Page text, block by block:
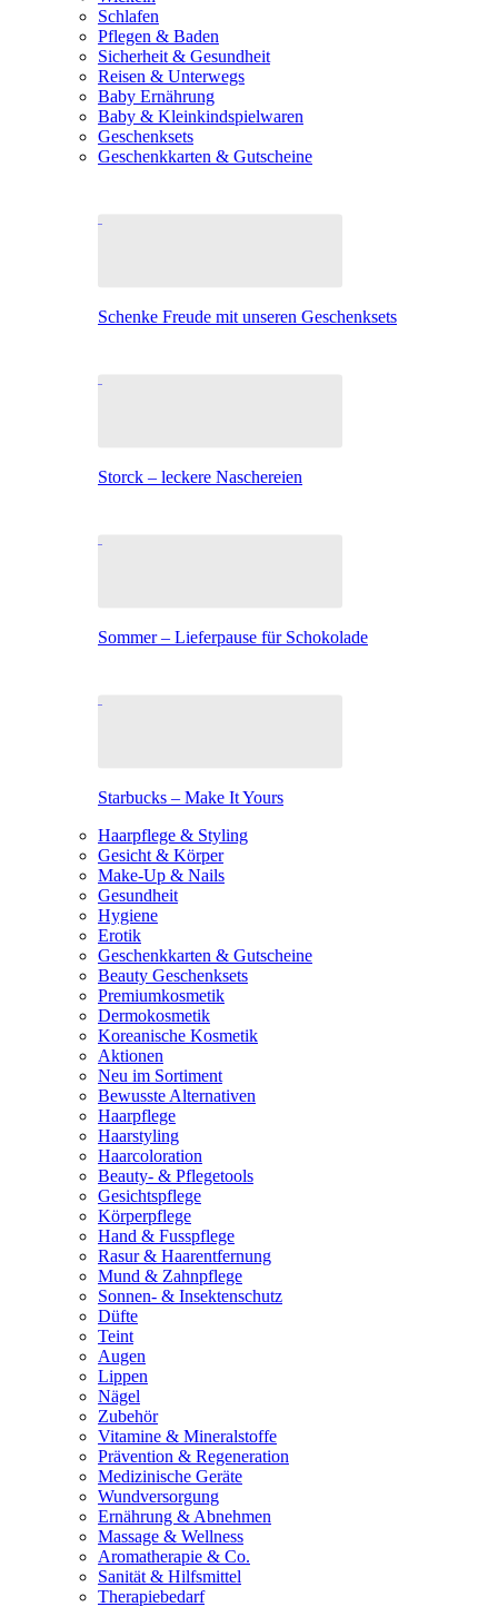
Schlafen
Pflegen & Baden
Sicherheit & Gesundheit
Reisen & Unterwegs
Baby Ernährung
Baby & Kleinkindspielwaren
Geschenksets
Geschenkkarten & Gutscheine
Schenke Freude mit unseren Geschenksets
Storck – leckere Naschereien
Sommer – Lieferpause für Schokolade
Starbucks – Make It Yours
Haarpflege & Styling
Gesicht & Körper
Make-Up & Nails
Gesundheit
Hygiene
Erotik
Geschenkkarten & Gutscheine
Beauty Geschenksets
Premiumkosmetik
Dermokosmetik
Koreanische Kosmetik
Aktionen
Neu im Sortiment
Bewusste Alternativen
Haarpflege
Haarstyling
Haarcoloration
Beauty- & Pflegetools
Gesichtspflege
Körperpflege
Hand & Fusspflege
Rasur & Haarentfernung
Mund & Zahnpflege
Sonnen- & Insektenschutz
Düfte
Teint
Augen
Lippen
Nägel
Zubehör
Vitamine & Mineralstoffe
Prävention & Regeneration
Medizinische Geräte
Wundversorgung
Ernährung & Abnehmen
Massage & Wellness
Aromatherapie & Co.
Sanität & Hilfsmittel
Therapiebedarf